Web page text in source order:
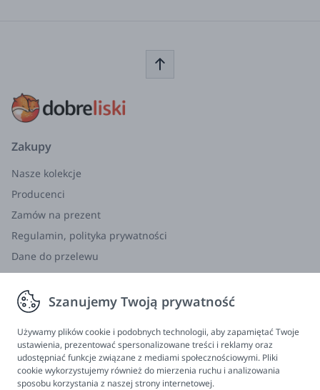
Zakupy
Nasze kolekcje
Producenci
Zamów na prezent
Regulamin, polityka prywatności
Dane do przelewu
Zwroty, wymiana, reklamacja
Informacje
Program lojalnościowy
FAQ - najczęściej zadawane pytania
Newsletter
Szanujemy Twoją prywatność
Używamy plików cookie i podobnych technologii, aby zapamiętać Twoje
ustawienia, prezentować spersonalizowane treści i reklamy oraz
udostępniać funkcje związane z mediami społecznościowymi. Pliki
cookie wykorzystujemy również do mierzenia ruchu i analizowania
sposobu korzystania z naszej strony internetowej.